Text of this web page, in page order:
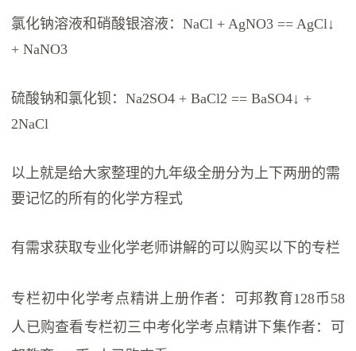
氯化钠溶液和硝酸银溶液：NaCl + AgNO3 == AgCl↓
+ NaNO3
硫酸钠和氯化钡：Na2SO4 + BaCl2 == BaSO4↓ +
2NaCl
以上就是给大家整理的九年级全册分为上下两册的需
要记忆的所有的化学方程式
有需求获取专业化学老师讲解的可以购买以下的专栏
专栏初中化学考点精讲上册作者：可邦教育128币58
人已购查看专栏初三中考化学考点精讲下集作者：可